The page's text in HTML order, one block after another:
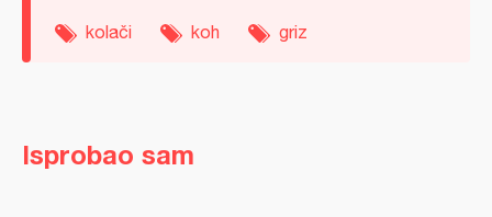
kolači koh griz
Isprobao sam